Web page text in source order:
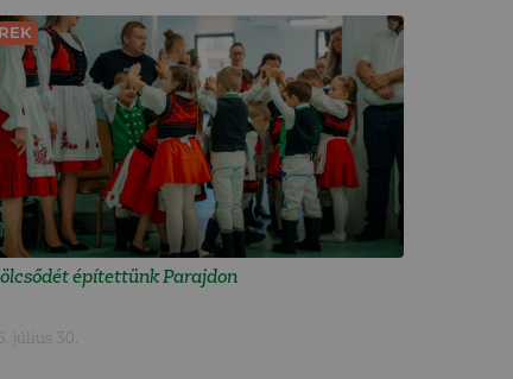
építettünk Parajdon
július 30.